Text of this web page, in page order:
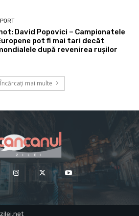
David Popovici – Campionatele
pot fi mai tari decât
după revenirea rușilor
Încărcați mai multe